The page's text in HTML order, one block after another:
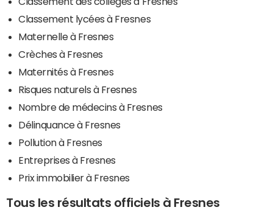
Classement lycées à Fresnes
Maternelle à Fresnes
Crèches à Fresnes
Maternités à Fresnes
Risques naturels à Fresnes
Nombre de médecins à Fresnes
Délinquance à Fresnes
Pollution à Fresnes
Entreprises à Fresnes
Prix immobilier à Fresnes
Tous les résultats officiels à Fresnes